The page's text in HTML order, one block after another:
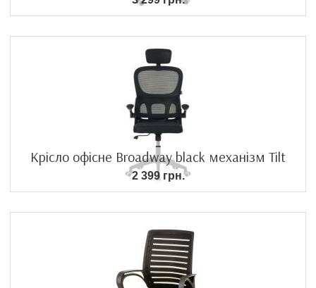
Крісло офісне Broadway black механізм Tilt
2 399 грн.